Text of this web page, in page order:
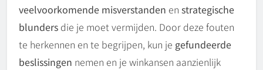
veelvoorkomende misverstanden en strategische
blunders die je moet vermijden. Door deze fouten
te herkennen en te begrijpen, kun je gefundeerde
beslissingen nemen en je winkansen aanzienlijk